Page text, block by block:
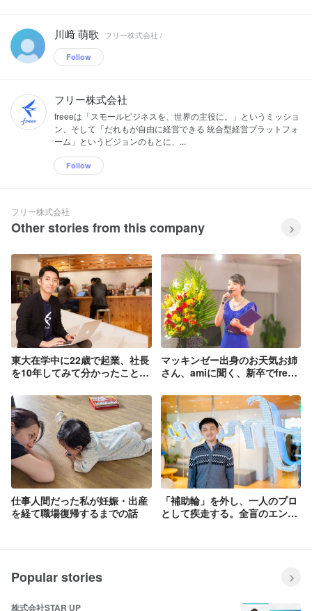
川﨑 萌歌 フリー株式会社 /
Follow
フリー株式会社
freeeは「スモールビジネスを、世界の主役に。」というミッショ
ン、そして「だれもが自由に経営できる 統合型経営プラットフォ
ーム」というビジョンのもとに、...
Follow
フリー株式会社
Other stories from this company
東大在学中に22歳で起業、社長
を10年してみて分かったこと。
マッキンゼー出身のお天気お姉
さん、amiに聞く、新卒でfreee
仕事人間だった私が妊娠・出産
を経て職場復帰するまでの話
「補助輪」を外し、一人のプロ
として疾走する。全盲のエンジ
Popular stories
株式会社STAR UP